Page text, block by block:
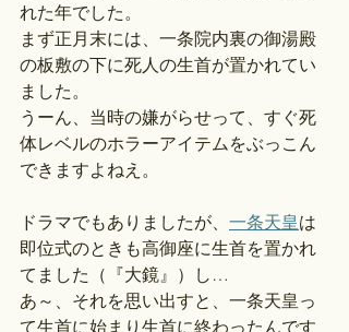
れた年でした。
まず正月末には、一条院内裏の御湯殿
の板敷の下に死人の生首が置かれてい
ました。
うーん、当時の嫌がらせって、すぐ死
体レベルのホラーアイテムをぶっこん
できますよねえ。
ドラマでもありましたが、 一条天皇は
即位式のときも高御座に生首を置かれ
てました（『大鏡』）し…
あ～、それを思い出すと、一条天皇っ
て生首に始まり生首に終わったんです